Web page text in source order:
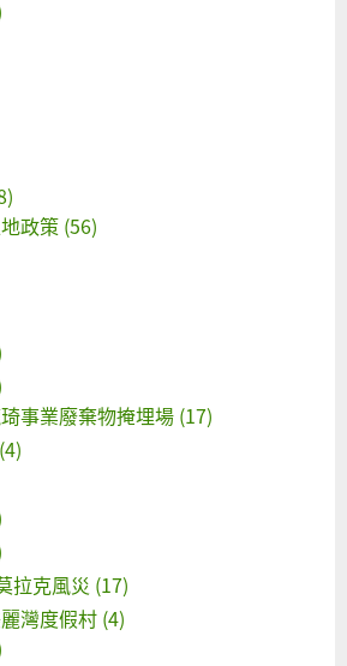
政策 (56)
事業廢棄物掩埋場 (17)
拉克風災 (17)
灣度假村 (4)